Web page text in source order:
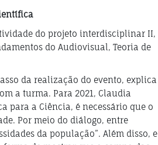
do projeto interdisciplinar II,
do Audiovisual, Teoria de
da realização do evento, explica
a turma. Para 2021, Claudia
para a Ciência, é necessário que o
Por meio do diálogo, entre
da população”. Além disso, e